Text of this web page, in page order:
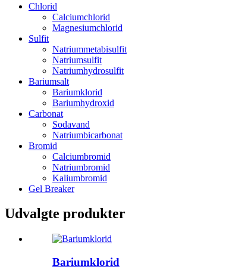
Chlorid
Calciumchlorid
Magnesiumchlorid
Sulfit
Natriummetabisulfit
Natriumsulfit
Natriumhydrosulfit
Bariumsalt
Bariumklorid
Bariumhydroxid
Carbonat
Sodavand
Natriumbicarbonat
Bromid
Calciumbromid
Natriumbromid
Kaliumbromid
Gel Breaker
Udvalgte produkter
Bariumklorid